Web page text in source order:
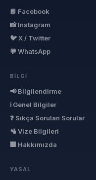
📘 Facebook
📸 Instagram
🐦 X / Twitter
💬 WhatsApp
BILGI
📢 Bilgilendirme
ℹ Genel Bilgiler
❓ Sıkça Sorulan Sorular
🛂 Vize Bilgileri
🏢 Hakkımızda
YASAL